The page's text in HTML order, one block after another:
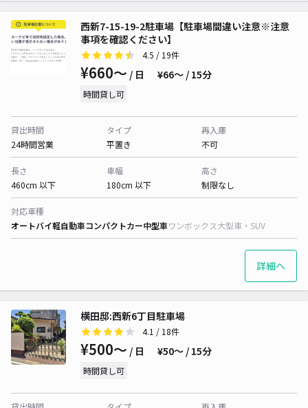
西新7-15-19-2駐車場【駐車場間違い注意※注意
事項を確認ください】
4.5 / 19件
¥660〜 / 日 ¥66〜 / 15分
時間貸し可
貸出時間
24時間営業
タイプ
平置き
再入庫
不可
長さ
460cm 以下
車幅
180cm 以下
高さ
制限なし
対応車種
オートバイ軽自動車コンパクトカー中型車ワンボックス大型車・SUV
詳細へ
横田邸:西新6丁目駐車場
4.1 / 18件
¥500〜 / 日 ¥50〜 / 15分
時間貸し可